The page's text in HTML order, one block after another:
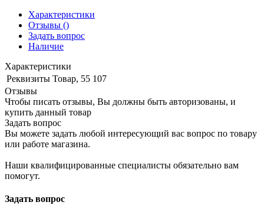
Характеристики
Отзывы ()
Задать вопрос
Наличие
Характеристики
Реквизиты Товар, 55 107
Отзывы
Чтобы писать отзывы, Вы должны быть авторизованы, и
купить данный товар
Задать вопрос
Вы можете задать любой интересующий вас вопрос по товару
или работе магазина.
Наши квалифицированные специалисты обязательно вам
помогут.
Задать вопрос